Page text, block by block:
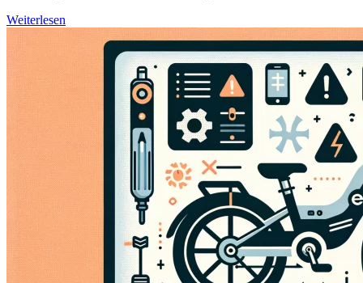
Weiterlesen